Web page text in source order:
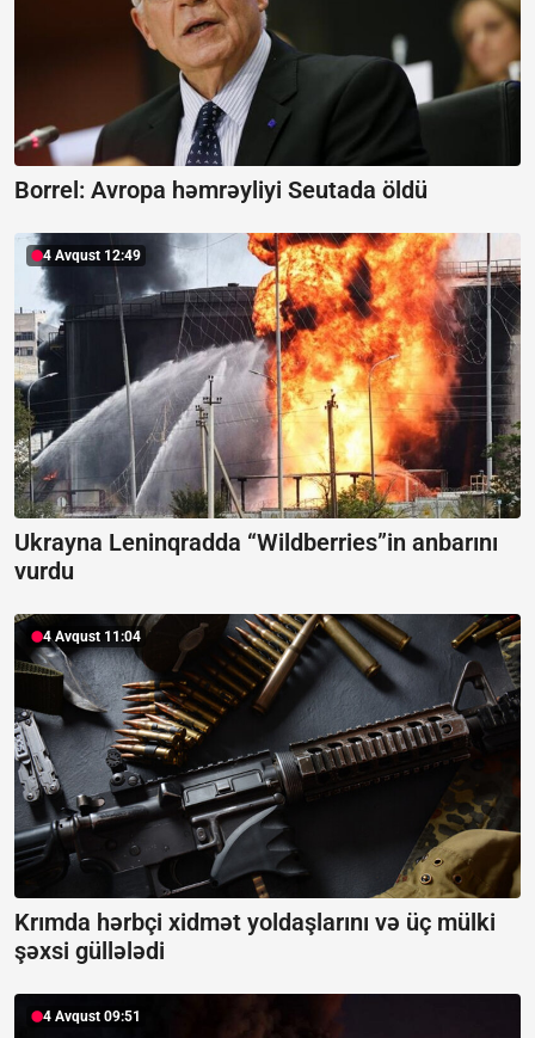
Borrel: Avropa həmrəyliyi Seutada öldü
4 Avqust 12:49
Ukrayna Leninqradda “Wildberries”in anbarını
vurdu
4 Avqust 11:04
Krımda hərbçi xidmət yoldaşlarını və üç mülki
şəxsi güllələdi
4 Avqust 09:51